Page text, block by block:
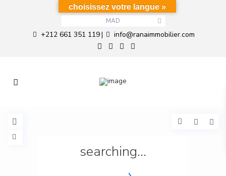
MAD
+212 661 351 119| info@ranaimmobilier.com
searching...
choisissez votre langue »